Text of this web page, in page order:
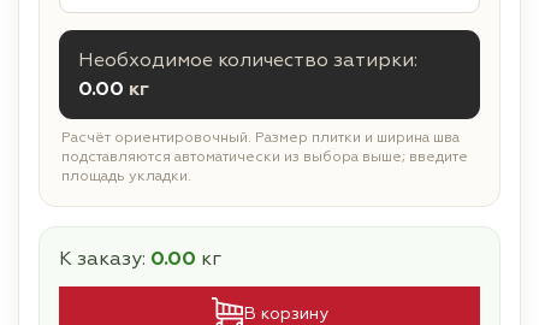
Необходимое количество затирки:
0.00 кг
Расчёт ориентировочный. Размер плитки и ширина шва
подставляются автоматически из выбора выше; введите
площадь укладки.
К заказу: 0.00 кг
В корзину